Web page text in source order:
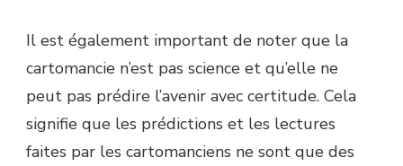
Il est également important de noter que la
cartomancie n’est pas science et qu’elle ne
peut pas prédire l’avenir avec certitude. Cela
signifie que les prédictions et les lectures
faites par les cartomanciens ne sont que des